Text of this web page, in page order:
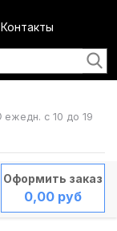
Контакты
ежедн. с 10 до 19
Оформить заказ
0,00 руб